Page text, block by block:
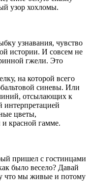
узор хохломы.
узнавания, чувство
истории. И совсем не
гжели. Это
на которой всего
синевы. Или
отсылающих к
интерпретацией
цветы,
красной гамме.
пришел с гостинцами
было весело? Давай
что мы живые и потому